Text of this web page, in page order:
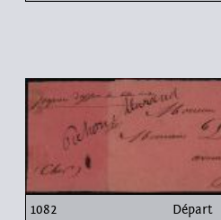
1082 Départ